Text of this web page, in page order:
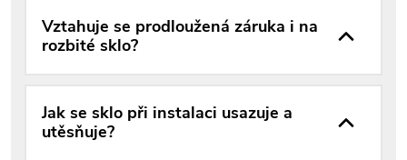
Vztahuje se prodloužená záruka i na
rozbité sklo?
Jak se sklo při instalaci usazuje a
utěsňuje?